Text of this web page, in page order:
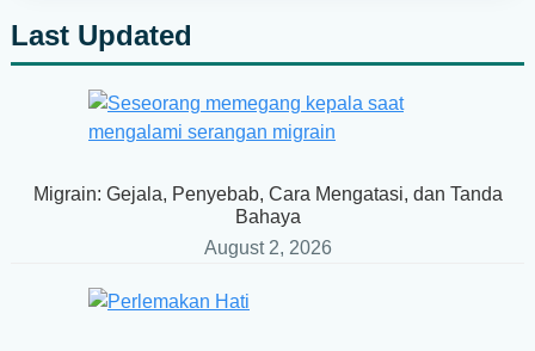
Primary
Sidebar
Last Updated
Migrain: Gejala, Penyebab, Cara Mengatasi, dan Tanda
Bahaya
August 2, 2026